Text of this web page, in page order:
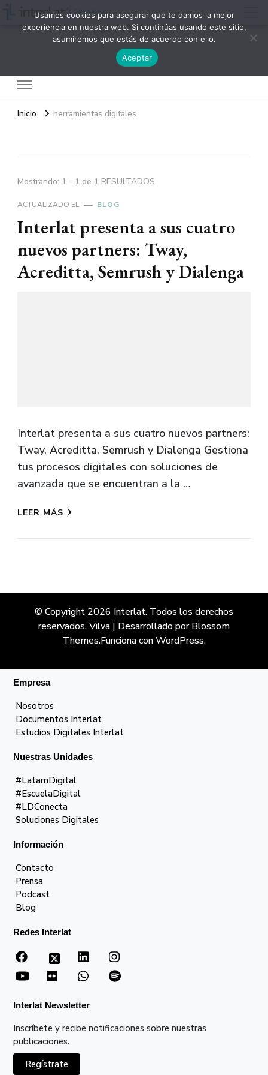
Inicio herramientas digitales
Mostrando: 1 - 1 de 1 RESULTADOS
ACTUALIZADO EL BLOG
Interlat presenta a sus cuatro
nuevos partners: Tway,
Acreditta, Semrush y Dialenga
Interlat presenta a sus cuatro nuevos partners:
Tway, Acreditta, Semrush y Dialenga Gestiona
tus procesos digitales con soluciones de
avanzada que se encuentran a la …
LEER MÁS
© Copyright 2026 Interlat. Todos los derechos
reservados.Vilva | Desarrollado porBlossom
Themes.Funciona conWordPress.
Empresa
Nosotros
Documentos Interlat
Estudios Digitales Interlat
Nuestras Unidades
#LatamDigital
#EscuelaDigital
#LDConecta
Soluciones Digitales
Información
Contacto
Prensa
Podcast
Blog
Redes Interlat
Interlat Newsletter
Inscríbete y recibe notificaciones sobre nuestras
publicaciones.
Regístrate
Usamos cookies para asegurar que te damos la mejor
experiencia en nuestra web. Si continúas usando este sitio,
asumiremos que estás de acuerdo con ello.
Aceptar